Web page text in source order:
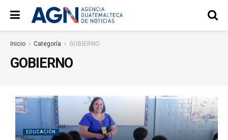
Inicio Categoría GOBIERNO
GOBIERNO
EDUCACIÓN